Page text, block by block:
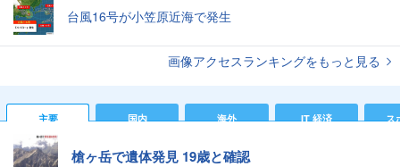
台風16号が小笠原近海で発生
画像アクセスランキングをもっと見る
主要 国内 海外 IT 経済 ス
槍ヶ岳で遺体発見 19歳と確認